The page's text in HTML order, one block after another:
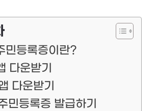
민등록증이란?
다운받기
다운받기
민등록증 발급하기